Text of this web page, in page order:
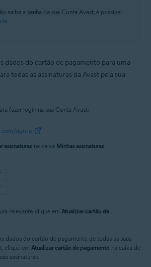
saiba a senha da sua Conta Avast, é possível
la.
dados do cartão de pagamento para uma
todas as assinaturas da Avast pela sua
fazer login na sua Conta Avast:
sign-in
assinaturas na caixa Minhas assinaturas.
relevante, clique em Atualizar cartão de
dados do cartão de pagamento de todas as suas
clique em Atualizar cartão de pagamento na caixa de
assinaturas.